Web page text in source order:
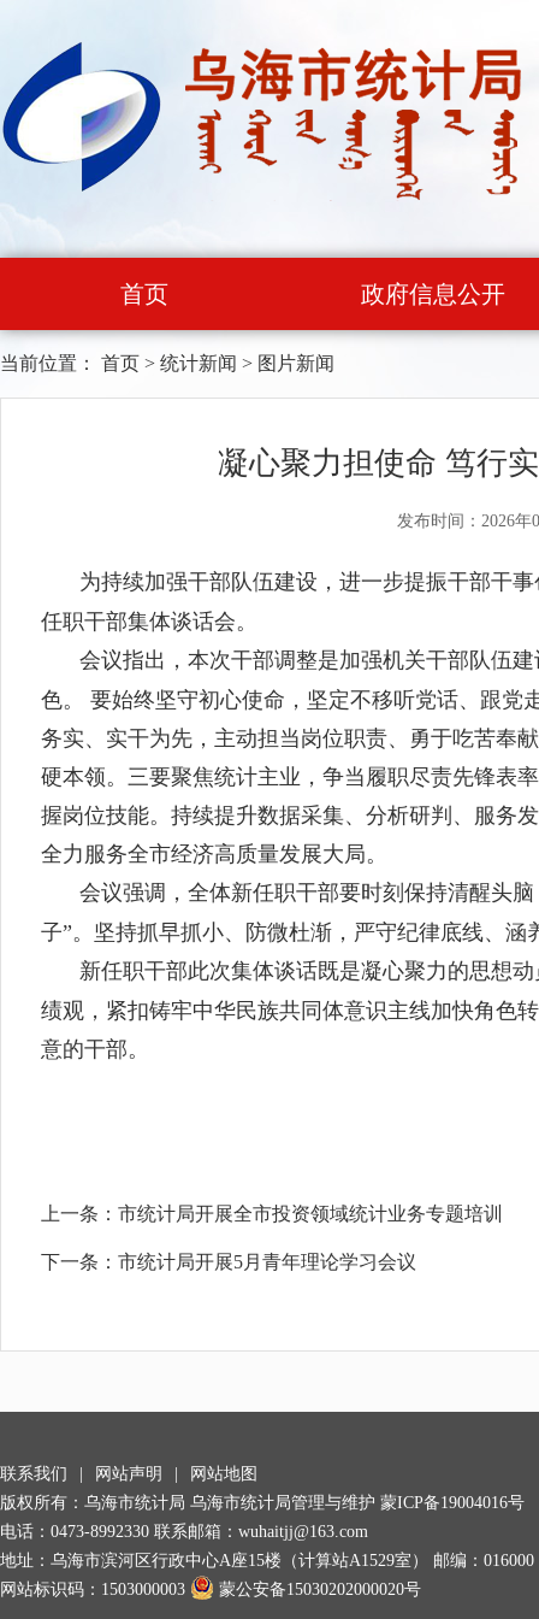
首页 政府信息公开
当前位置： 首页 > 统计新闻 > 图片新闻
凝心聚力担使命 笃行
发布时间：2026年
为持续加强干部队伍建设，进一步提振干部干
任职干部集体谈话会。
会议指出，本次干部调整是加强机关干部队伍
色。 要始终坚守初心使命，坚定不移听党话、跟
务实、实干为先，主动担当岗位职责、勇于吃苦奉
硬本领。三要聚焦统计主业，争当履职尽责先锋表
握岗位技能。持续提升数据采集、分析研判、服务
全力服务全市经济高质量发展大局。
会议强调，全体新任职干部要时刻保持清醒头
子”。坚持抓早抓小、防微杜渐，严守纪律底线、
新任职干部此次集体谈话既是凝心聚力的思想
绩观，紧扣铸牢中华民族共同体意识主线加快角色
意的干部。
上一条： 市统计局开展全市投资领域统计业务专题培训
下一条： 市统计局开展5月青年理论学习会议
联系我们 网站声明
网站地图
版权所有：乌海市统计局 乌海市统计局管理与维护 蒙ICP备19004016号
电话：0473-8992330 联系邮箱：wuhaitjj@163.com
地址：乌海市滨河区行政中心A座15楼（计算站A1529室） 邮编：016000
网站标识码：1503000003
蒙公安备15030202000020号